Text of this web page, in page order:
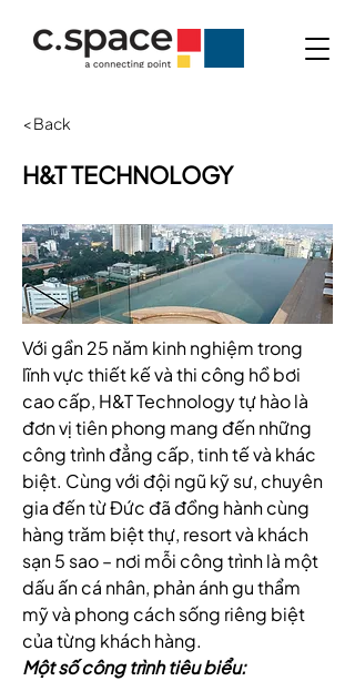
< Back
H&T TECHNOLOGY
Với gần 25 năm kinh nghiệm trong
lĩnh vực thiết kế và thi công hồ bơi
cao cấp, H&T Technology tự hào là
đơn vị tiên phong mang đến những
công trình đẳng cấp, tinh tế và khác
biệt. Cùng với đội ngũ kỹ sư, chuyên
gia đến từ Đức đã đồng hành cùng
hàng trăm biệt thự, resort và khách
sạn 5 sao – nơi mỗi công trình là một
dấu ấn cá nhân, phản ánh gu thẩm
mỹ và phong cách sống riêng biệt
của từng khách hàng.
Một số công trình tiêu biểu: